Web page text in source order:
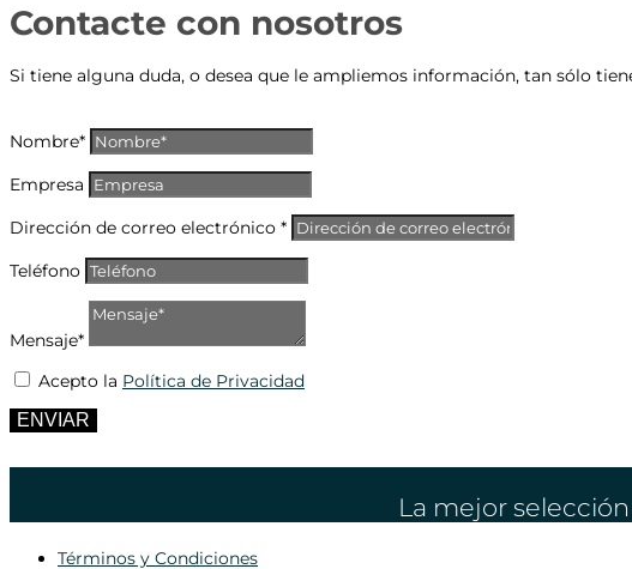
Contacte con nosotros
Si tiene alguna duda, o desea que le ampliemos información, tan sólo
Nombre*
Empresa
Dirección de correo electrónico *
Teléfono
Mensaje*
Acepto la Política de Privacidad
ENVIAR
La mejor
Términos y Condiciones